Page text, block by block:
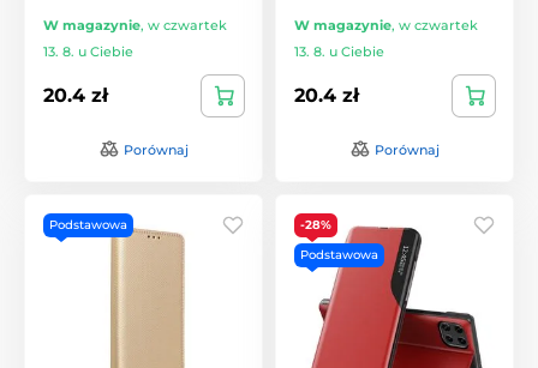
W magazynie, w czwartek
13. 8. u Ciebie
20.4 zł
Porównaj
W magazynie, w czwartek
13. 8. u Ciebie
20.4 zł
Porównaj
Podstawowa
-28%
Podstawowa